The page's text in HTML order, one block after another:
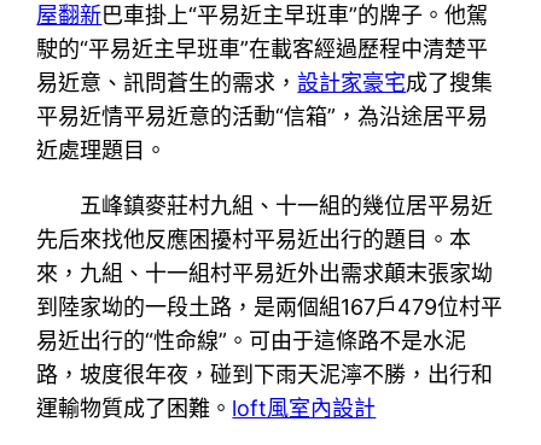
屋翻新巴車掛上“平易近主早班車”的牌子。他駕
駛的“平易近主早班車”在載客經過歷程中清楚平
易近意、訊問蒼生的需求，設計家豪宅成了搜集
平易近情平易近意的活動“信箱”，為沿途居平易
近處理題目。
五峰鎮麥莊村九組、十一組的幾位居平易近
先后來找他反應困擾村平易近出行的題目。本
來，九組、十一組村平易近外出需求顛末張家坳
到陸家坳的一段土路，是兩個組167戶479位村平
易近出行的“性命線”。可由于這條路不是水泥
路，坡度很年夜，碰到下雨天泥濘不勝，出行和
運輸物質成了困難。 loft風室內設計